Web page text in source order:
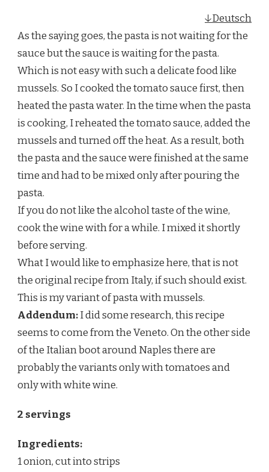
↓Deutsch
As the saying goes, the pasta is not waiting for the
sauce but the sauce is waiting for the pasta.
Which is not easy with such a delicate food like
mussels. So I cooked the tomato sauce first, then
heated the pasta water. In the time when the pasta
is cooking, I reheated the tomato sauce, added the
mussels and turned off the heat. As a result, both
the pasta and the sauce were finished at the same
time and had to be mixed only after pouring the
pasta.
If you do not like the alcohol taste of the wine,
cook the wine with for a while. I mixed it shortly
before serving.
What I would like to emphasize here, that is not
the original recipe from Italy, if such should exist.
This is my variant of pasta with mussels.
Addendum:I did some research, this recipe
seems to come from the Veneto. On the other side
of the Italian boot around Naples there are
probably the variants only with tomatoes and
only with white wine.
2 servings
Ingredients:
1 onion, cut into strips